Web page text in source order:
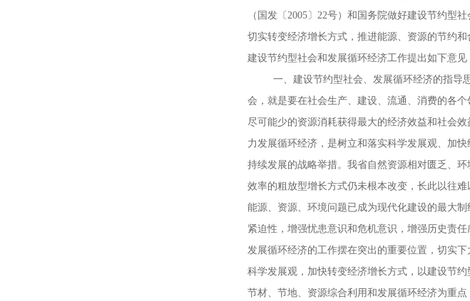
（国发〔2005〕22号）和国务院做好建设节约型
切实转变经济增长方式，推进能源、资源的节约
建设节约型社会和发展循环经济工作提出如下意
一、建设节约型社会、发展循环经济的指
会，就是要在社会生产、建设、流通、消费的各
尽可能少的资源消耗获得最大的经济效益和社会
力发展循环经济，是树立和落实科学发展观、加
持续发展的战略举措。我省自然资源相对匮乏、
效率的粗放型增长方式仍未根本改变，长此以往
能源、资源、环境问题已成为现代化建设的最大
紧迫性，增强忧患意识和危机意识，增强历史责
发展循环经济的工作摆在突出的重要位置，切实下
科学发展观，加快转变经济增长方式，以建设节
节材、节地、资源综合利用和发展循环经济为重